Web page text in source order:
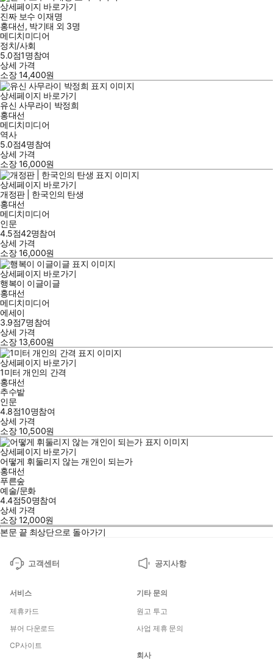
상세페이지 바로가기
진짜 보수 이재명
홍대선, 박기태 외 3명
메디치미디어
정치/사회
5.0점1명참여
상세 가격
소장14,400원
상세페이지 바로가기
유신 사무라이 박정희
홍대선
메디치미디어
역사
5.0점4명참여
상세 가격
소장16,000원
상세페이지 바로가기
개정판 | 한국인의 탄생
홍대선
메디치미디어
인문
4.5점42명참여
상세 가격
소장16,000원
상세페이지 바로가기
행복이 이글이글
홍대선
메디치미디어
에세이
3.9점7명참여
상세 가격
소장13,600원
상세페이지 바로가기
1미터 개인의 간격
홍대선
추수밭
인문
4.8점10명참여
상세 가격
소장10,500원
상세페이지 바로가기
어떻게 휘둘리지 않는 개인이 되는가
홍대선
푸른숲
예술/문화
4.4점50명참여
상세 가격
소장12,000원
본문 끝 최상단으로 돌아가기
고객센터 공지사항
서비스
제휴카드
뷰어 다운로드
CP사이트
기타 문의
원고 투고
사업 제휴 문의
회사